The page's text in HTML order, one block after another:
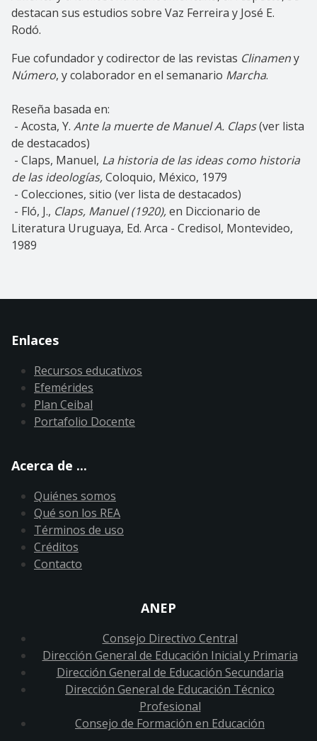
destacan sus estudios sobre Vaz Ferreira y José E.
Rodó.
Fue cofundador y codirector de las revistas Clinameny
Número, y colaborador en el semanario Marcha.
Reseña basada en:
- Acosta, Y. Ante la muerte de Manuel A. Claps(ver lista
de destacados)
- Claps, Manuel, La historia de las ideas como historia
de las ideologías,Coloquio, México, 1979
- Colecciones, sitio (ver lista de destacados)
- Fló, J., Claps, Manuel (1920),en Diccionario de
Literatura Uruguaya, Ed. Arca - Credisol, Montevideo,
1989
Enlaces
Recursos educativos
Efemérides
Plan Ceibal
Portafolio Docente
Acerca de ...
Quiénes somos
Qué son los REA
Términos de uso
Créditos
Contacto
ANEP
Consejo Directivo Central
Dirección General de Educación Inicial y Primaria
Dirección General de Educación Secundaria
Dirección General de Educación Técnico
Profesional
Consejo de Formación en Educación